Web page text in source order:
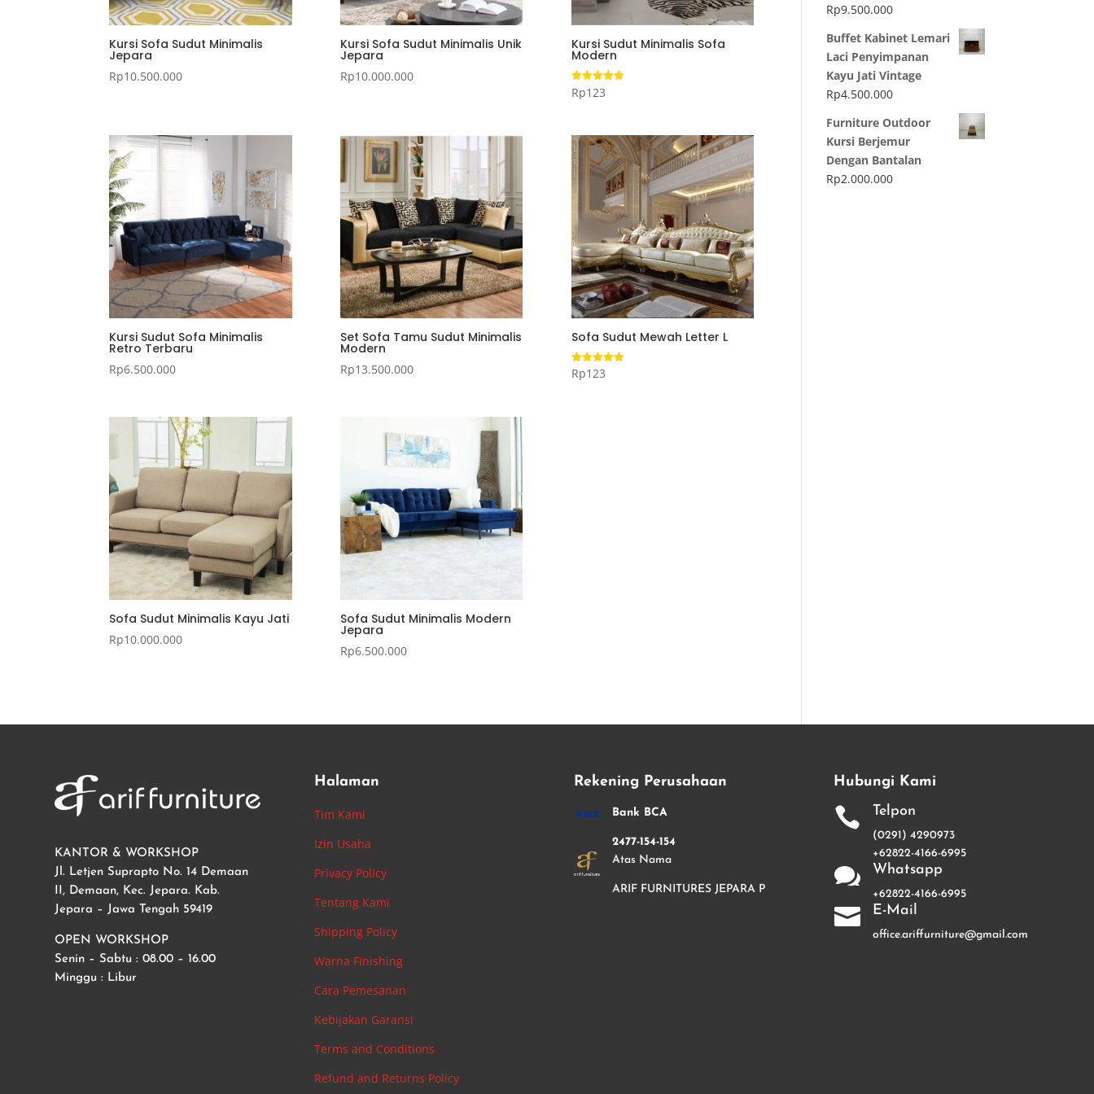
Kursi Sofa Sudut Minimalis
Jepara
Rp10.500.000
Kursi Sofa Sudut Minimalis Unik
Jepara
Rp10.000.000
Kursi Sudut Minimalis Sofa
Modern
Dinilai
5.00
Rp123
Kursi Sudut Sofa Minimalis
Retro Terbaru
Rp6.500.000
Set Sofa Tamu Sudut Minimalis
Modern
Rp13.500.000
Sofa Sudut Mewah Letter L
Dinilai
5.00
Rp123
Sofa Sudut Minimalis Kayu Jati
Rp10.000.000
Sofa Sudut Minimalis Modern
Jepara
Rp6.500.000
Rp9.500.000
Buffet Kabinet Lemari
Laci Penyimpanan
Kayu Jati Vintage
Rp4.500.000
Furniture Outdoor
Kursi Berjemur
Dengan Bantalan
Rp2.000.000
KANTOR & WORKSHOP
Jl. Letjen Suprapto No. 14 Demaan
II, Demaan, Kec. Jepara. Kab.
Jepara – Jawa Tengah 59419
OPEN WORKSHOP
Senin – Sabtu : 08.00 – 16.00
Minggu : Libur
Halaman
Tim Kami
Izin Usaha
Privacy Policy
Tentang Kami
Shipping Policy
Warna Finishing
Cara Pemesanan
Kebijakan Garansi
Terms and Conditions
Refund and Returns Policy
Rekening Perusahaan
Bank BCA
2477-154-154
Atas Nama
ARIF FURNITURES JEPARA P
Hubungi Kami
 Telpon
(0291) 4290973
+62822-4166-6995
 Whatsapp
+62822-4166-6995
 E-Mail
office.ariffurniture@gmail.com